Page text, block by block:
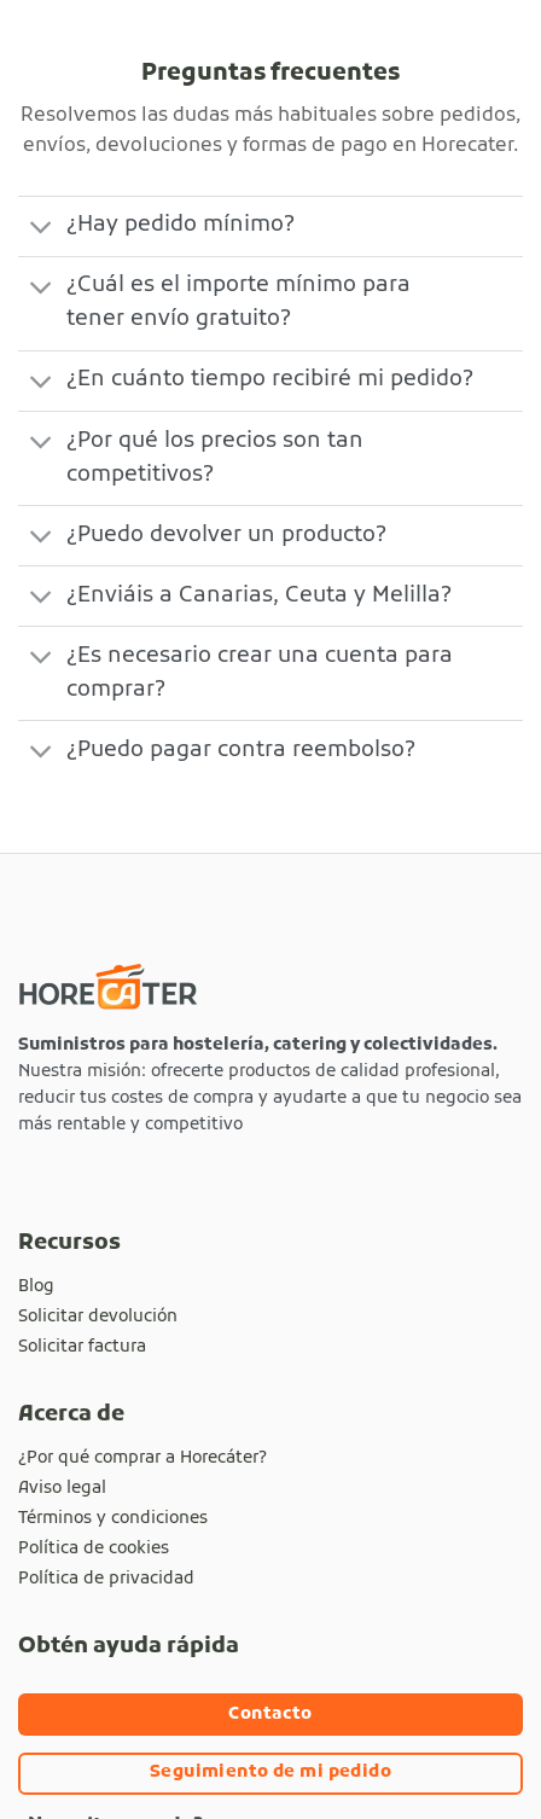
Preguntas frecuentes
Resolvemos las dudas más habituales sobre pedidos,
envíos, devoluciones y formas de pago en Horecater.
¿Hay pedido mínimo?
¿Cuál es el importe mínimo para
tener envío gratuito?
¿En cuánto tiempo recibiré mi pedido?
¿Por qué los precios son tan
competitivos?
¿Puedo devolver un producto?
¿Enviáis a Canarias, Ceuta y Melilla?
¿Es necesario crear una cuenta para
comprar?
¿Puedo pagar contra reembolso?
Suministros para hostelería, catering y colectividades.
Nuestra misión: ofrecerte productos de calidad profesional,
reducir tus costes de compra y ayudarte a que tu negocio sea
más rentable y competitivo
Recursos
Blog
Solicitar devolución
Solicitar factura
Acerca de
¿Por qué comprar a Horecáter?
Aviso legal
Términos y condiciones
Política de cookies
Política de privacidad
Obtén ayuda rápida
Contacto
Seguimiento de mi pedido